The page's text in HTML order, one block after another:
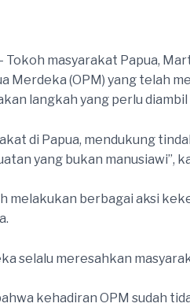
Tokoh masyarakat Papua,
Merdeka (OPM) yang telah
langkah yang perlu
di Papua, mendukung
yang bukan manusiawi”,
melakukan berbagai aksi
selalu meresahkan
kehadiran OPM sudah